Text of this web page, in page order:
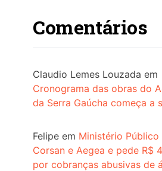
Comentários
Claudio Lemes Louzada em
Cronograma das obras do
da Serra Gaúcha começa a
Felipe em Ministério Público
Corsan e Aegea e pede R$
por cobranças abusivas de